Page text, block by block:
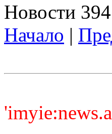
Новости
Начало |